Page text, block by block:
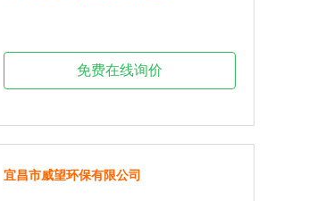
免费在线询价
宜昌市威望环保有限公司